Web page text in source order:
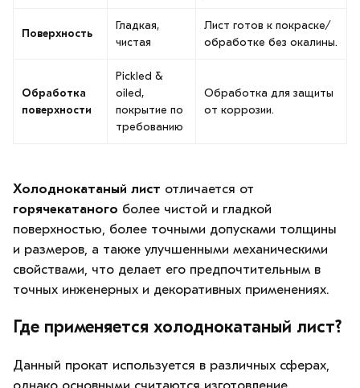
Поверхность
Гладкая,
чистая
Лист готов к покраске/
обработке без окалины.
Обработка
поверхности
Pickled &
oiled,
покрытие по
требованию
Обработка для защиты
от коррозии.
Холоднокатаный лист отличается от
горячекатаного более чистой и гладкой
поверхностью, более точными допусками толщины
и размеров, а также улучшенными механическими
свойствами, что делает его предпочтительным в
точных инженерных и декоративных применениях.
Где применяется холоднокатаный лист?
Данный прокат используется в различных сферах,